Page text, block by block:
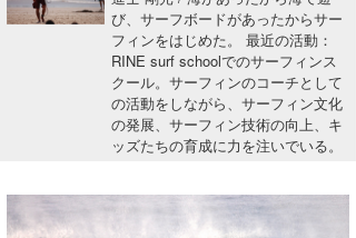
サーフィンエリアガイド
今月のプレゼント
び、サーフボードがあったからサー
フィンをはじめた。 最近の活動：
RINE surf schoolでのサーフィンス
クール。サーフィンのコーチとして
の活動をしながら、サーフィン文化
の発展、サーフィン技術の向上、キ
ッズたちの育成に力を注いでいる。
コラム
ショップ情報
ショップ情報